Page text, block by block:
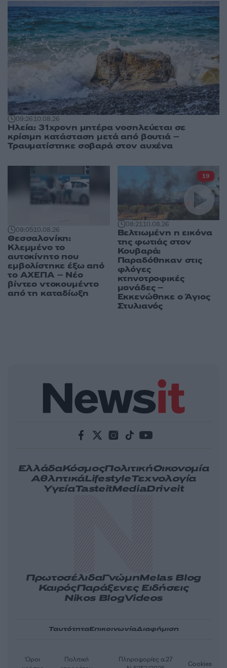
09:2610.08.26
Ηλεία: 31χρονη μητέρα νοσηλεύεται σε
κρίσιμη κατάσταση μετά από βουτιά –
Τραυματίστηκε σοβαρά στον αυχένα
09:0510.08.26
Θεσσαλονίκη:
Κλεμμένο το
αυτοκίνητο που
εμβολίστηκε έξω από
το ΑΧΕΠΑ – Νέο
βίντεο ντοκουμέντο
από τη καταδίωξη
08:2110.08.26
Βελτιωμένη η εικόνα
της φωτιάς στον
Κουβαρά:
Παραδόθηκαν στις
φλόγες
κτηνοτροφικές
μονάδες –
Εκκενώθηκε ο Άγιος
Στυλιανός
19
ΕλλάδαΚόσμοςΠολιτικήΟικονομία
ΑθλητικάLifestyleΤεχνολογία
ΥγείαTasteitMediaDriveit
ΠρωτοσέλιδαΓνώμηMelas Blog
ΚαιρόςΠαράξενες Ειδήσεις
Nikos BlogVideos
ΤαυτότηταΕπικοινωνίαΔιαφήμιση
Όροι
Πολιτική
Πληροφορίες α.27
Cookies